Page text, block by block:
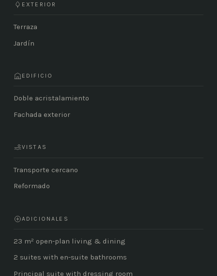
EXTERIOR
Terraza
Jardín
EDIFICIO
Doble acristalamiento
Fachada exterior
VISTAS
Transporte cercano
Reformado
ADICIONALES
23 m² open-plan living & dining
2 suites with en-suite bathrooms
Principal suite with dressing room